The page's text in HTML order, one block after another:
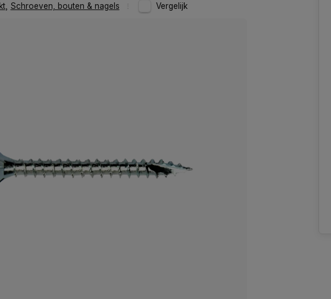
, Schroeven, bouten & nagels Vergelijk